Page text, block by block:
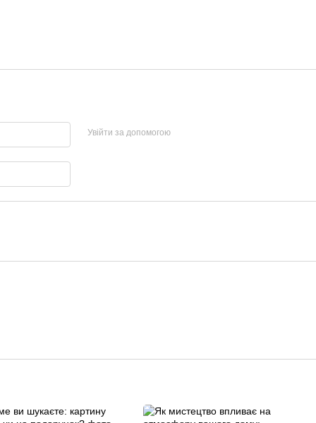
Увійти за допомогою